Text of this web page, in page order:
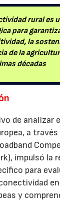
rural es
para
la
de la
décadas
de analizar
a través
impulsó la
para
y